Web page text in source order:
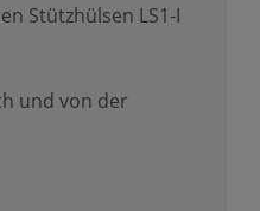
Stützhülsen LS1-I
und von der